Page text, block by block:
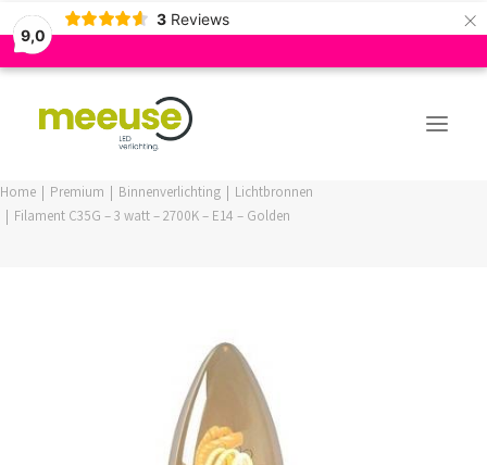
9,0
3 Reviews ×
Home Premium Binnenverlichting
Lichtbronnen
Filament C35G – 3 watt – 2700K – E14 – Golden